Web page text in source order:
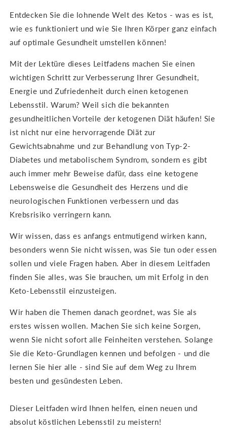
Entdecken Sie die lohnende Welt des Ketos - was es ist,
wie es funktioniert und wie Sie Ihren Körper ganz einfach
auf optimale Gesundheit umstellen können!
Mit der Lektüre dieses Leitfadens machen Sie einen
wichtigen Schritt zur Verbesserung Ihrer Gesundheit,
Energie und Zufriedenheit durch einen ketogenen
Lebensstil. Warum? Weil sich die bekannten
gesundheitlichen Vorteile der ketogenen Diät häufen! Sie
ist nicht nur eine hervorragende Diät zur
Gewichtsabnahme und zur Behandlung von Typ-2-
Diabetes und metabolischem Syndrom, sondern es gibt
auch immer mehr Beweise dafür, dass eine ketogene
Lebensweise die Gesundheit des Herzens und die
neurologischen Funktionen verbessern und das
Krebsrisiko verringern kann.
Wir wissen, dass es anfangs entmutigend wirken kann,
besonders wenn Sie nicht wissen, was Sie tun oder essen
sollen und viele Fragen haben. Aber in diesem Leitfaden
finden Sie alles, was Sie brauchen, um mit Erfolg in den
Keto-Lebensstil einzusteigen.
Wir haben die Themen danach geordnet, was Sie als
erstes wissen wollen. Machen Sie sich keine Sorgen,
wenn Sie nicht sofort alle Feinheiten verstehen. Solange
Sie die Keto-Grundlagen kennen und befolgen - und die
lernen Sie hier alle - sind Sie auf dem Weg zu Ihrem
besten und gesündesten Leben.
Dieser Leitfaden wird Ihnen helfen, einen neuen und
absolut köstlichen Lebensstil zu meistern!